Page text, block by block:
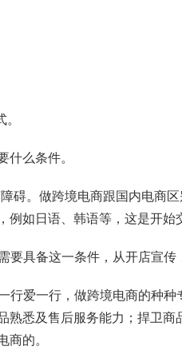
么条件。
碍。做跨境电商跟国内电商
如日语、韩语等，这是开始
要具备这一条件，从开店宣
行爱一行，做跨境电商的种
悉及售后服务能力；捍卫
的。